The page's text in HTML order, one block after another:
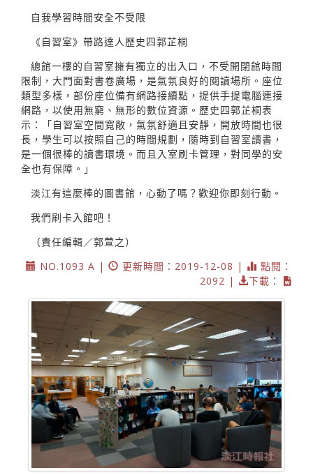
自我學習時間安全不受限
《自習室》帶路達人歷史四郭芷桐
總館一樓的自習室擁有獨立的出入口，不受開閉館時間
限制，大門面對書卷廣場，是氣氛良好的閱讀場所。座位
類型多樣，部份座位備有網路接續點，提供手提電腦連接
網路，以使用無窮、無形的數位資源。歷史四郭芷桐表
示：「自習室空間寬敞，氣氛舒適且安靜，開放時間也很
長，學生可以按照自己的時間規劃，隨時到自習室讀書，
是一個很棒的讀書環境。而且入室刷卡管理，對同學的安
全也有保障。」
淡江有這麼棒的圖書館，心動了嗎？歡迎你即刻行動。
我們刷卡入館吧！
（責任編輯／郭萱之）
NO.1093 A |
更新時間：2019-12-08 |
點閱：
2092 |
下載：